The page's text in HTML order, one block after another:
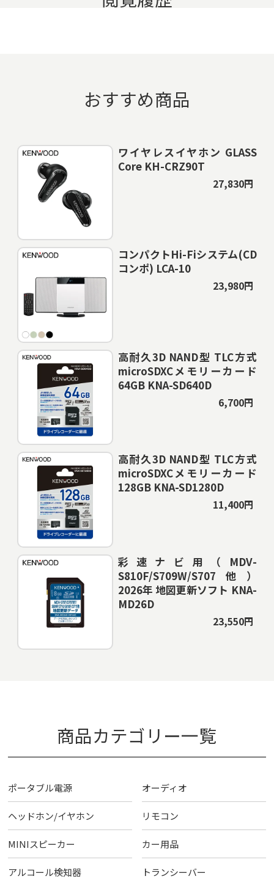
おすすめ商品
ワイヤレスイヤホン GLASS
Core KH-CRZ90T
27,830円
コンパクトHi-Fiシステム(CD
コンポ) LCA-10
23,980円
高耐久3D NAND型 TLC方式
microSDXCメモリーカード
64GB KNA-SD640D
6,700円
高耐久3D NAND型 TLC方式
microSDXCメモリーカード
128GB KNA-SD1280D
11,400円
彩速ナビ用（MDV-
S810F/S709W/S707他）
2026年 地図更新ソフト KNA-
MD26D
23,550円
商品カテゴリー一覧
ポータブル電源 オーディオ
ヘッドホン/イヤホン リモコン
MINIスピーカー カー用品
アルコール検知器 トランシーバー